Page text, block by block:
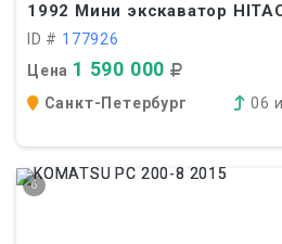
1992 Мини экскаватор
ID # 177926
Цена 1 590 000
Санкт-Петербург 06
6